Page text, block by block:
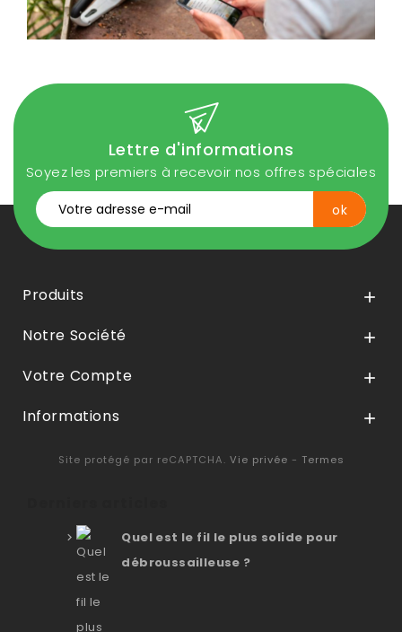
Lettre d'informations
Soyez les premiers à recevoir nos offres spéciales
Produits 
Notre Société 
Votre Compte 
Informations 
Site protégé par reCAPTCHA. Vie privée - Termes
Quel est le fil le plus solide pour
débroussailleuse ?